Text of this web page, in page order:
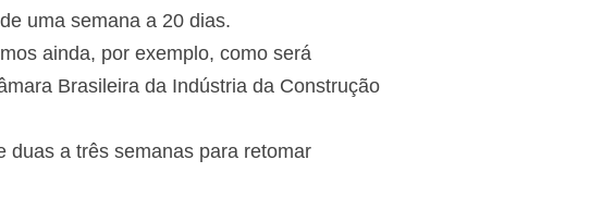
uma semana a 20 dias.
ainda, por exemplo, como será
Brasileira da Indústria da Construção
duas a três semanas para retomar